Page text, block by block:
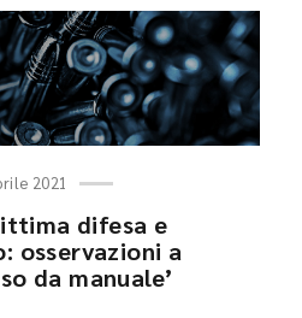
2021
difesa e
osservazioni a
da manuale’